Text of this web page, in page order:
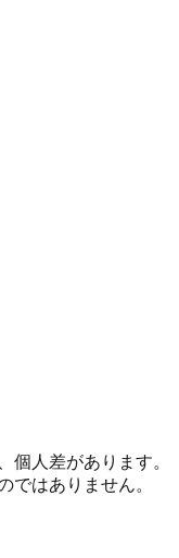
個人差があります。
ではありません。